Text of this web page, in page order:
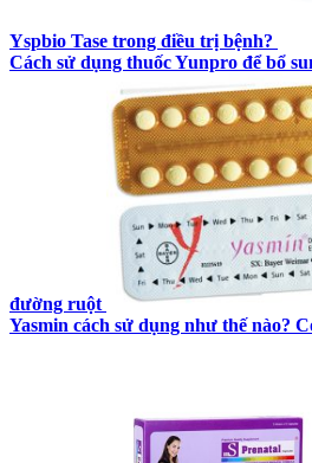
Yspbio Tase trong điều trị bệnh?
Cách sử dụng thuốc Yunpro để bổ
đường ruột
Yasmin cách sử dụng như thế nào?